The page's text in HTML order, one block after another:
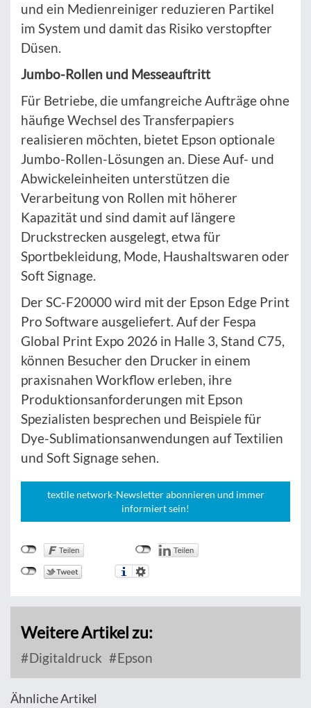
und ein Medienreiniger reduzieren Partikel
im System und damit das Risiko verstopfter
Düsen.
Jumbo-Rollen und Messeauftritt
Für Betriebe, die umfangreiche Aufträge ohne
häufige Wechsel des Transferpapiers
realisieren möchten, bietet Epson optionale
Jumbo-Rollen-Lösungen an. Diese Auf- und
Abwickeleinheiten unterstützen die
Verarbeitung von Rollen mit höherer
Kapazität und sind damit auf längere
Druckstrecken ausgelegt, etwa für
Sportbekleidung, Mode, Haushaltswaren oder
Soft Signage.
Der SC-F20000 wird mit der Epson Edge Print
Pro Software ausgeliefert. Auf der Fespa
Global Print Expo 2026 in Halle 3, Stand C75,
können Besucher den Drucker in einem
praxisnahen Workflow erleben, ihre
Produktionsanforderungen mit Epson
Spezialisten besprechen und Beispiele für
Dye-Sublimationsanwendungen auf Textilien
und Soft Signage sehen.
textile network-Newsletter abonnieren und immer
informiert sein!
Weitere Artikel zu:
Digitaldruck Epson
Ähnliche Artikel